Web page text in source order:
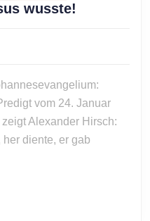
wusste!
vom 24. Januar
Alexander Hirsch:
diente, er gab